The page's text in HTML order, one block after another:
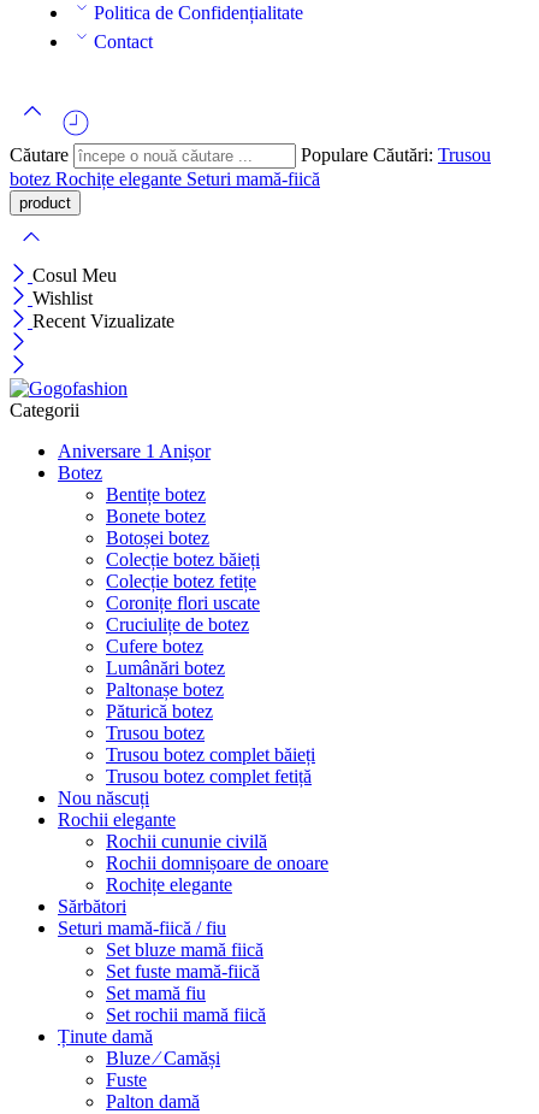
Politica de Confidențialitate
Contact
Căutare Populare Căutări: Trusou
botez Rochițe elegante Seturi mamă-fiică
Cosul Meu
Wishlist
Recent Vizualizate
Categorii
Aniversare 1 Anișor
Botez
Bentițe botez
Bonete botez
Botoșei botez
Colecție botez băieți
Colecție botez fetițe
Coronițe flori uscate
Cruciulițe de botez
Cufere botez
Lumânări botez
Paltonașe botez
Păturică botez
Trusou botez
Trusou botez complet băieți
Trusou botez complet fetiță
Nou născuți
Rochii elegante
Rochii cununie civilă
Rochii domnișoare de onoare
Rochițe elegante
Sărbători
Seturi mamă-fiică / fiu
Set bluze mamă fiică
Set fuste mamă-fiică
Set mamă fiu
Set rochii mamă fiică
Ținute damă
Bluze ⁄ Camăși
Fuste
Palton damă